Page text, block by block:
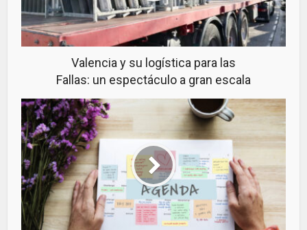
Valencia y su logística para las
Fallas: un espectáculo a gran escala